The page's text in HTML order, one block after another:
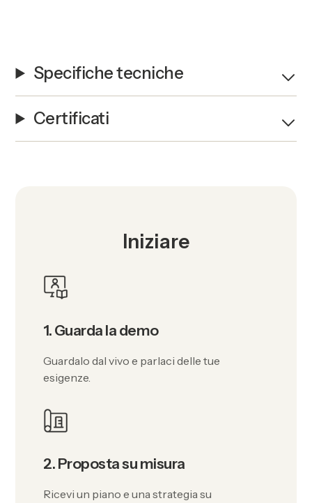
Specifiche tecniche
Certificati
Iniziare
1. Guarda la demo
Guardalo dal vivo e parlaci delle tue
esigenze.
2. Proposta su misura
Ricevi un piano e una strategia su